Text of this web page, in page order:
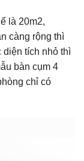
là 20m2,
càng rộng thì
diện tích nhỏ thì
bàn cụm 4
chỉ có